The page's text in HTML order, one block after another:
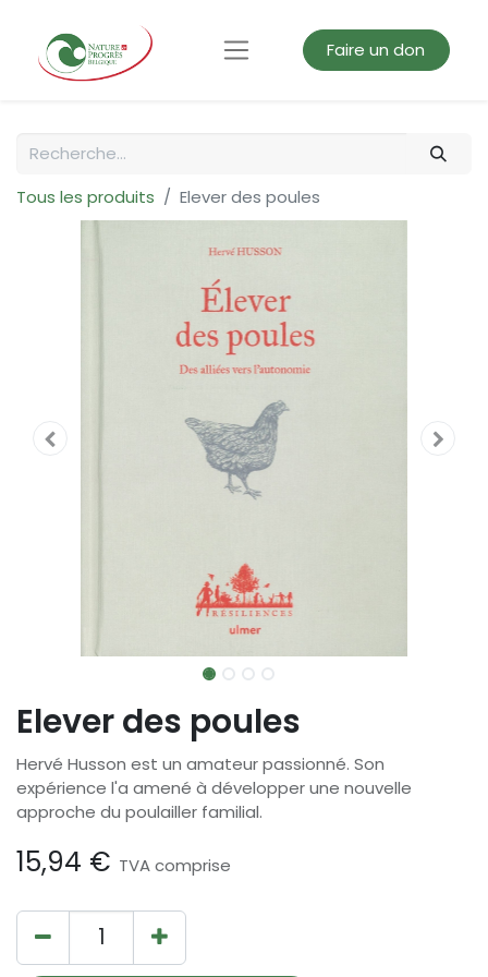
Faire un don
Tous les produits Elever des poules
Elever des poules
Hervé Husson est un amateur passionné. Son
expérience l'a amené à développer une nouvelle
approche du poulailler familial.
15,94 € TVA comprise